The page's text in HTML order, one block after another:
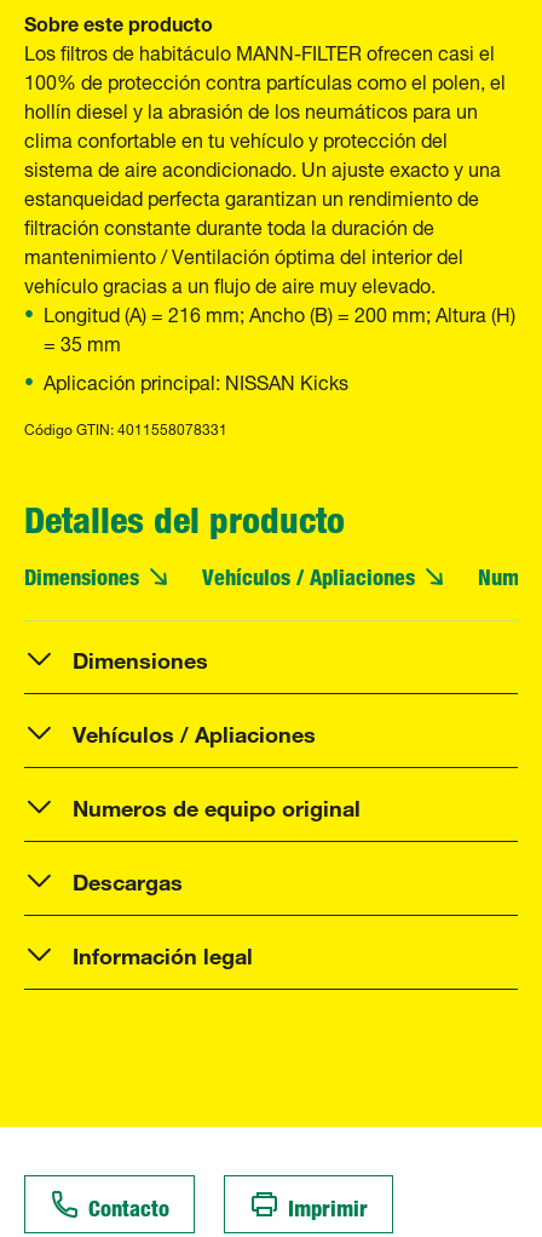
Sobre este producto
Los filtros de habitáculo MANN-FILTER ofrecen casi el
100% de protección contra partículas como el polen, el
hollín diesel y la abrasión de los neumáticos para un
clima confortable en tu vehículo y protección del
sistema de aire acondicionado. Un ajuste exacto y una
estanqueidad perfecta garantizan un rendimiento de
filtración constante durante toda la duración de
mantenimiento / Ventilación óptima del interior del
vehículo gracias a un flujo de aire muy elevado.
Longitud (A) = 216 mm; Ancho (B) = 200 mm; Altura (H)
= 35 mm
Aplicación principal: NISSAN Kicks
Código GTIN: 4011558078331
Detalles del producto
Dimensiones Vehículos / Apliaciones
Dimensiones
Vehículos / Apliaciones
Numeros de equipo original
Descargas
Información legal
Contacto Imprimir